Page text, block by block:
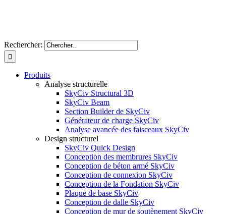
Rechercher:
Produits
Analyse structurelle
SkyCiv Structural 3D
SkyCiv Beam
Section Builder de SkyCiv
Générateur de charge SkyCiv
Analyse avancée des faisceaux SkyCiv
Design structurel
SkyCiv Quick Design
Conception des membrures SkyCiv
Conception de béton armé SkyCiv
Conception de connexion SkyCiv
Conception de la Fondation SkyCiv
Plaque de base SkyCiv
Conception de dalle SkyCiv
Conception de mur de soutènement SkyCiv